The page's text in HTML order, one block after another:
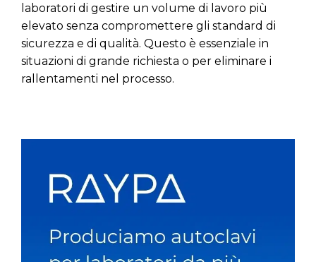
laboratori di gestire un volume di lavoro più
elevato senza compromettere gli standard di
sicurezza e di qualità. Questo è essenziale in
situazioni di grande richiesta o per eliminare i
rallentamenti nel processo.